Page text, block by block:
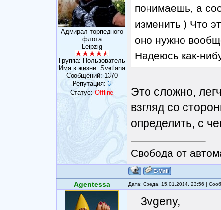
Адмирал торпедного
флота
Leipzig
Группа: Пользователь
Имя в жизни: Svetlana
Сообщений: 1370
Репутация: 3
Статус:Offline
понимаешь, а
изменить ) Что
оно нужно
Надеюсь как-
Это сложно,
взгляд со
определить, с
Свобода от
Agentessa Дата: Среда, 15.01.2014, 23:56 |
3vgeny,